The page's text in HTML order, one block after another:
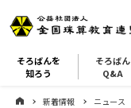
そろばんを
知ろう
そろばん
Q&A
新着情報 ニュース